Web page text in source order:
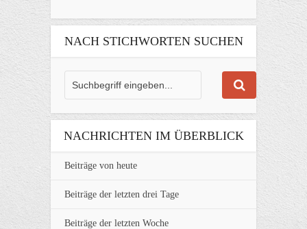
NACH STICHWORTEN SUCHEN
NACHRICHTEN IM ÜBERBLICK
Beiträge von heute
Beiträge der letzten drei Tage
Beiträge der letzten Woche